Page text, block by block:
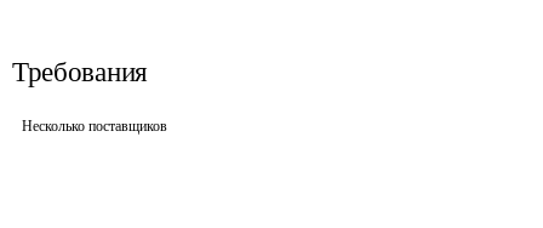
Требования
Несколько поставщиков